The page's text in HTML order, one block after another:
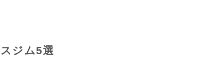
ジム5選